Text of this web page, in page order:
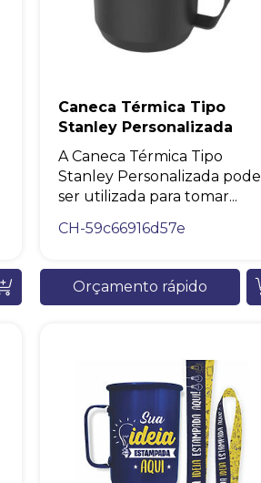
Caneca Térmica Tipo
Stanley Personalizada
A Caneca Térmica Tipo
Stanley Personalizada pode
ser utilizada para tomar...
CH-59c66916d57e
Orçamento rápido